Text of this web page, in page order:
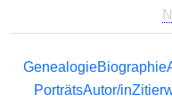
GenealogieBiographie
PorträtsAutor/in